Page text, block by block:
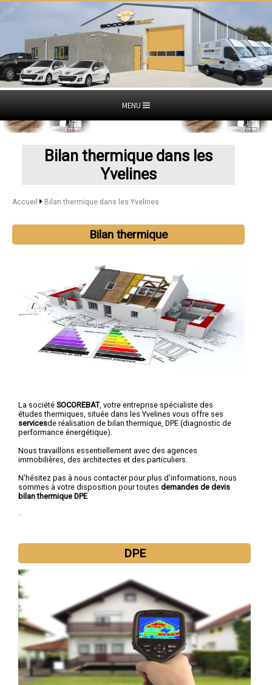
MENU
Bilan thermique dans les
Yvelines
Accueil Bilan thermique dans les Yvelines
Bilan thermique
La société SOCOREBAT, votre entreprise spécialiste des
études thermiques, située dans les Yvelines vous offre ses
servicesde réalisation de bilan thermique, DPE (diagnostic de
performance énergétique).
Nous travaillons essentiellement avec des agences
immobilières, des architectes et des particuliers.
N'hésitez pas à nous contacter pour plus d'informations, nous
sommes à votre disposition pour toutes demandes de devis
bilan thermique DPE
.
DPE